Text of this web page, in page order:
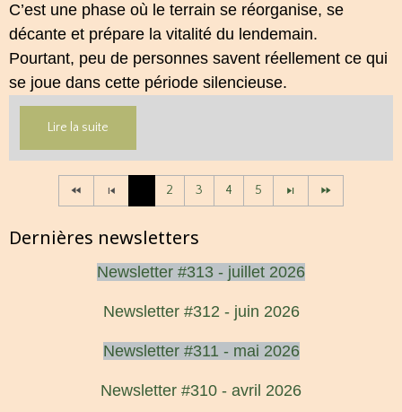
C’est une phase où le terrain se réorganise, se
décante et prépare la vitalité du lendemain.
Pourtant, peu de personnes savent réellement ce qui
se joue dans cette période silencieuse.
Lire la suite
2 3 4 5
Dernières newsletters
Newsletter #313 - juillet 2026
Newsletter #312 - juin 2026
Newsletter #311 - mai 2026
Newsletter #310 - avril 2026